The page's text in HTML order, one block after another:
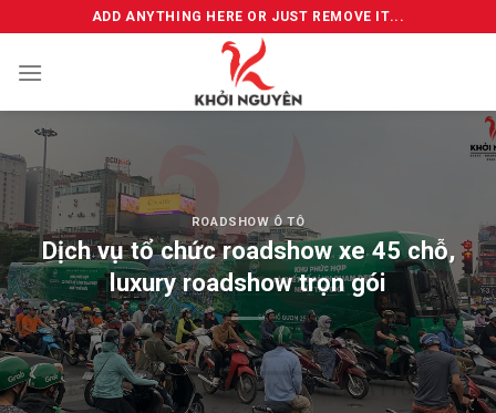
to
content
ADD ANYTHING HERE OR JUST REMOVE IT...
ROADSHOW Ô TÔ
Dịch vụ tổ chức roadshow xe 45 chỗ,
luxury roadshow trọn gói